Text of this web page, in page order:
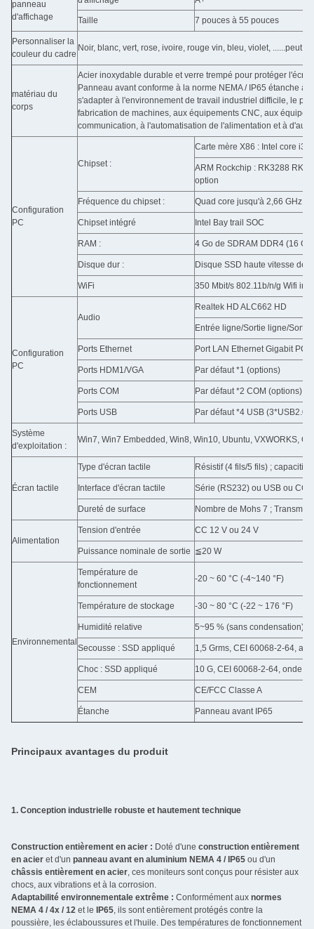
panneau
d'affichage
Taille 7 pouces à 55 pouces
Personnaliser la
couleur du cadre
Noir, blanc, vert, rose, ivoire, rouge vin, bleu, violet, ......peut
matériau du
corps
Acier inoxydable durable et verre trempé pour protéger
Panneau avant conforme à la norme NEMA / IP65 étanche à
s'adapter à l'environnement de travail industriel difficile, le
fabrication de machines, aux équipements CNC, aux
communication, à l'automatisation de l'alimentation et à
Configuration
PC
Chipset :
Carte mère X86 : Intel core i3
ARM Rockchip : RK3288
option
Fréquence du chipset : Quad core jusqu'à 2,66 GHz
Chipset intégré Intel Bay trail SOC
RAM : 4 Go de SDRAM DDR4 (16 Go
Disque dur : Disque SSD haute vitesse de
WiFi 350 Mbit/s 802.11b/n/g Wifi
Configuration
PC
Audio
Realtek HD ALC662 HD
Entrée ligne/Sortie ligne/
Ports Ethernet Port LAN Ethernet Gigabit
Ports HDM1/VGA Par défaut *1 (options)
Ports COM Par défaut *2 COM (options)
Ports USB Par défaut *4 USB (3*USB2.0
Système
d'exploitation :
Win7, Win7 Embedded, Win8, Win10, Ubuntu, VXWORKS,
Écran tactile
Type d'écran tactile Résistif (4 fils/5 fils) ; capacitif ;
Interface d'écran tactile Série (RS232) ou USB ou
Dureté de surface Nombre de Mohs 7 ;
Alimentation
Tension d'entrée CC 12 V ou 24 V
Puissance nominale de sortie ≦20 W
Environnemental
Température de
fonctionnement
-20 ~ 60 °C (-4~140 °F)
Température de stockage -30 ~ 80 °C (-22 ~ 176 °F)
Humidité relative 5~95 % (sans condensation)
Secousse : SSD appliqué 1,5 Grms, CEI 60068-2-64,
Choc : SSD appliqué 10 G, CEI 60068-2-64, onde
CEM CE/FCC Classe A
Étanche Panneau avant IP65
Principaux avantages du produit
1. Conception industrielle robuste et hautement technique
Construction entièrement en acier : Doté d'une construction entièrement
en acier et d'un panneau avant en aluminium NEMA 4 / IP65 ou d'un
châssis entièrement en acier, ces moniteurs sont conçus pour résister aux
chocs, aux vibrations et à la corrosion.
Adaptabilité environnementale extrême : Conformément aux normes
NEMA 4 / 4x / 12 et le IP65, ils sont entièrement protégés contre la
poussière, les éclaboussures et l'huile. Des températures de fonctionnement